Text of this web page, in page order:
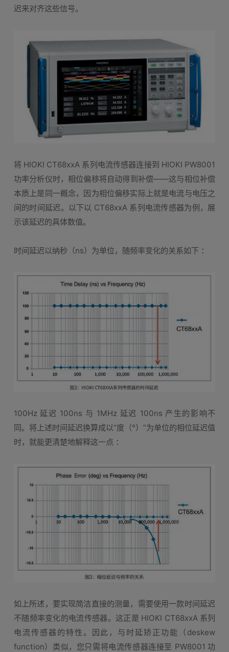
迟来对齐这些信号。
将 HIOKI CT68xxA 系列电流传感器连接到 HIOKI PW8001
功率分析仪时，相位偏移将自动得到补偿——这与相位补偿
本质上是同一概念，因为相位偏移实际上就是电流与电压之
间的时间延迟。以下以 CT68xxA 系列电流传感器为例，展
示该延迟的具体数值。
时间延迟以纳秒（ns）为单位，随频率变化的关系如下 ：
100Hz 延迟 100ns 与 1MHz 延迟 100ns 产生的影响不
同。将上述时间延迟换算成以“度（°）”为单位的相位延迟值
时，就能更清楚地解释这一点 ：
如上所述，要实现简洁直接的测量，需要使用一款时间延迟
不随频率变化的电流传感器。这正是 HIOKI CT68xxA 系列
电流传感器的特性。因此，与时延矫正功能（deskew
function）类似，您只需将电流传感器连接至 PW8001 功